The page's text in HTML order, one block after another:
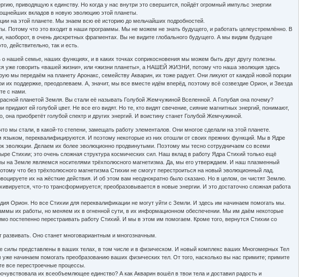
приводящую к единству. Но когда у нас внутри это свершится, пойдёт огромный импульс энергии
вкладов в новую эволюцию этой планеты.
на этой планете. Мы знаем всю её историю до мельчайших подробностей.
что это входит в наши программы. Мы не можем не знать будущего, и работать целеустремлённо. В
в очень дискретных фрагментах. Вы не видите глобального будущего. А мы видим будущее
действительно, так и есть.
нашей семье, наших функциях, и в каких точках соприкосновения мы можем быть друг другу полезны.
уже говорить «вашей жизни», или «жизни планеты», а НАШЕЙ ЖИЗНИ, потому что наша эволюция здесь
передаём на планету Аронакс, семейству Акварин, их тоже радует. Они ликуют от каждой новой порции
поддержке, преодолеваем. А, значит, мы все вместе идём вперёд, поэтому всё созвездие Орион, и Звезда
с нами.
планетой Земля. Вы стали её называть Голубой Жемчужиной Вселенной. А Голубая она почему?
ей голубой цвет. Не все его видят. Но те, кто видят свечение, сияние магнитных энергий, понимают,
приобретёт голубой спектр и других энергий. И воистину станет Голубой Жемчужиной.
стали, в какой-то степени, замещать работу элементалов. Они многое сделали на этой планете.
переквалифицируются. И поэтому некоторые из них отошли от своих прежних функций. Мы в Ядре
эволюции. Делаем их более эволюционно продвинутыми. Поэтому мы тесно сотрудничаем со всеми
Стихии; это очень сложная структура космических сил. Наш вклад в работу Ядра Стихий только ещё
на Земле являемся носителями трёхполюсного магнетизма. Да, мы его утверждаем. И наш плазменный
что без трёхполюсного магнетизма Стихии не смогут перестроиться на новый эволюционный лад.
их на жёсткие действия. И об этом вам неоднократно было сказано. Но в целом, он чистят Землю.
что-то трансформируется; преобразовывается в новые энергии. И это достаточно сложная работа
Орион. Но все Стихии для переквалификации не могут уйти с Земли. И здесь им начинаем помогать мы.
их работы, но меняем их в огненной сути, в их информационном обеспечении. Мы им даём некоторые
постепенно перестраивать работу Стихий. И мы в этом им помогаем. Кроме того, вернутся Стихии со
Оно станет многовариантным и многозначным.
силы представлены в ваших телах, в том числе и в физическом. И новый комплекс ваших Многомерных Тел
начинаем помогать преобразованию ваших физических тел. От того, насколько вы нас примите; примите
все перестроечные процессы.
их всеобъемлющее единство? А как Акварин вошёл в твои тела и доставил радость и